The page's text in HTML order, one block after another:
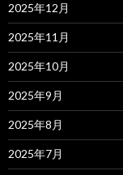
2025年12月
2025年11月
2025年10月
2025年9月
2025年8月
2025年7月